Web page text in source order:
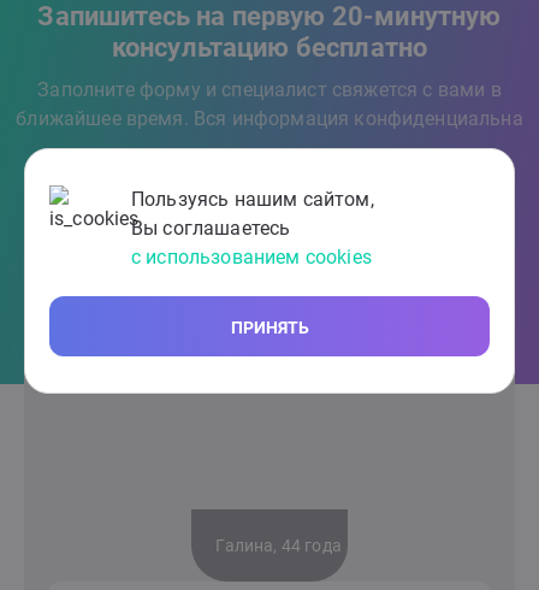
Пользуясь нашим сайтом,
Вы соглашаетесь
с использованием cookies
ПРИНЯТЬ
Запишитесь на первую 20-минутную
консультацию бесплатно
Заполните форму и специалист свяжется с вами в
ближайшее время. Вся информация конфиденциальна
Галина, 44 года